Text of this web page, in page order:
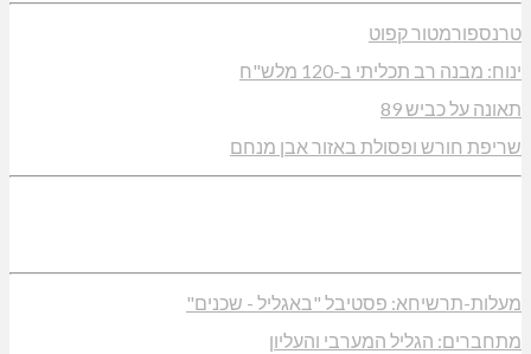
טרנספורמטור קפוט
ינוח: מבנה רב תכליתי ב-120 מלש"ח
תאונה על כביש 89
שריפת חורש ופסולת באזור אבן מנחם
מעלות-תרשיחא: פסטיבל "באגליל - שכנים"
מתחברים: הגליל המערבי והעליון